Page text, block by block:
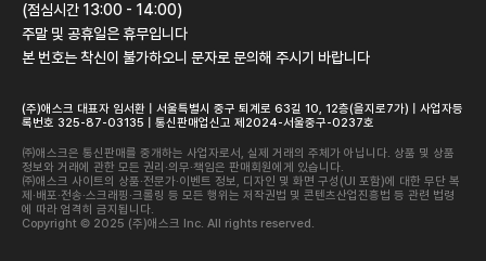
(점심시간 13:00 - 14:00)
주말 및 공휴일은 휴무입니다
본 번호는 착신이 불가하오니 문자로 문의해 주시기 바랍니다
(주)애스크 대표자 임서환 | 서울특별시 중구 퇴계로 63길 10, 12층(을지로7가) | 사업자등
록번호 325-87-03135 | 통신판매업신고 제2024-서울중구-0237호
㈜애스크은 통신판매를 중개하는 사업자로서, 실제 거래의 주체가 아닙니다. 상품 및 상품
정보와 거래에 관한 모든 권리·의무·책임은 판매회원에게 있습니다.
㈜애스크 사이트의 상품·전문가·이벤트 정보, 디자인 및 화면 구성(UI 포함)에 대한 무단 복
제·배포·전송·스크래핑·크롤링 등 모든 행위는 저작권법 및 콘텐츠산업진흥법 등 관련 법령
에 따라 엄격히 금지됩니다.
Copyright © 2025 (주)애스크 Inc. All rights reserved.